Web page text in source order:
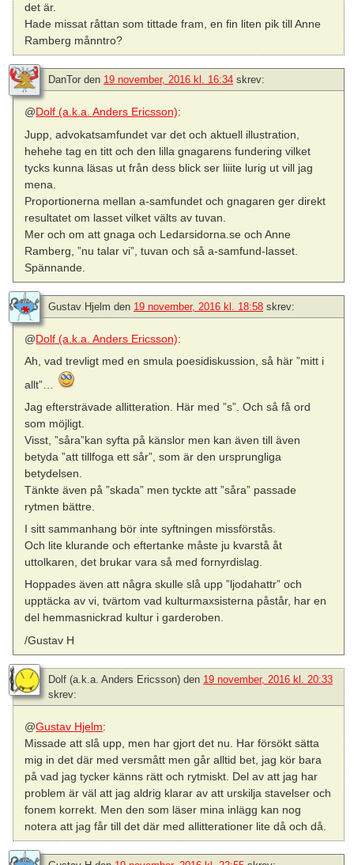
det är.
Hade missat råttan som tittade fram, en fin liten pik till Anne
Ramberg månntro?
DanTor den 19 november, 2016 kl. 16:34 skrev:
@Dolf (a.k.a. Anders Ericsson):
Jupp, advokatsamfundet var det och aktuell illustration,
hehehe tag en titt och den lilla gnagarens fundering vilket
tycks kunna läsas ut från dess blick ser liiite lurig ut vill jag
mena.
Proportionerna mellan a-samfundet och gnagaren ger direkt
resultatet om lasset vilket välts av tuvan.
Mer och om att gnaga och Ledarsidorna.se och Anne
Ramberg, ”nu talar vi”, tuvan och så a-samfund-lasset.
Spännande.
Gustav Hjelm den 19 november, 2016 kl. 18:58 skrev:
@Dolf (a.k.a. Anders Ericsson):
Ah, vad trevligt med en smula poesidiskussion, så här ”mitt i
allt”…
Jag eftersträvade allitteration. Här med ”s”. Och så få ord
som möjligt.
Visst, ”såra”kan syfta på känslor men kan även till även
betyda ”att tillfoga ett sår”, som är den ursprungliga
betydelsen.
Tänkte även på ”skada” men tyckte att ”såra” passade
rytmen bättre.
I sitt sammanhang bör inte syftningen missförstås.
Och lite klurande och eftertanke måste ju kvarstå åt
uttolkaren, det brukar vara så med fornyrdislag.
Hoppades även att några skulle slå upp ”ljodahattr” och
upptäcka av vi, tvärtom vad kulturmaxsisterna påstår, har en
del hemmasnickrad kultur i garderoben.
/Gustav H
Dolf (a.k.a. Anders Ericsson) den 19 november, 2016 kl. 20:33
skrev:
@Gustav Hjelm:
Missade att slå upp, men har gjort det nu. Har försökt sätta
mig in det där med versmått men går alltid bet, jag kör bara
på vad jag tycker känns rätt och rytmiskt. Del av att jag har
problem är väl att jag aldrig klarar av att urskilja stavelser och
fonem korrekt. Men den som läser mina inlägg kan nog
notera att jag får till det där med allitterationer lite då och då.